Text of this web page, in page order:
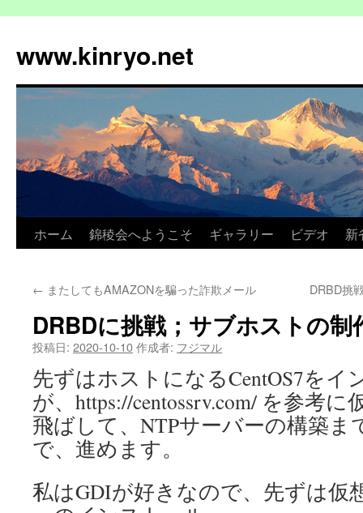
テ
ン
へ
ッ
www.kinryo.net
ホーム 錦稜会へようこそ ギャラリー ビデオ 新
← またしてもAMAZONを騙った詐欺メール DRBD挑
DRBDに挑戦；サブホストの
投稿日: 2020-10-10作成者: フジマル
先ずはホストになるCentOS7をイ
が、https://centossrv.com/ を参考
飛ばして、NTPサーバーの構築
で、進めます。
私はGDIが好きなので、先ずは仮